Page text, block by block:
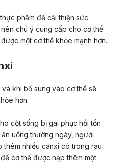
phẩm để cải thiện sức
chú ý cung cấp cho cơ thể
một cơ thể khỏe mạnh hơn.
khi bổ sung vào cơ thể sẽ
hơn.
cột sống bị gai phục hồi tổn
uống thường ngày, người
nhiều canxi có trong rau
cơ thể được nạp thêm một